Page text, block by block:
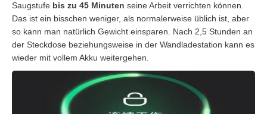
Saugstufe bis zu 45 Minuten seine Arbeit verrichten können.
Das ist ein bisschen weniger, als normalerweise üblich ist, aber
so kann man natürlich Gewicht einsparen. Nach 2,5 Stunden an
der Steckdose beziehungsweise in der Wandladestation kann es
wieder mit vollem Akku weitergehen.